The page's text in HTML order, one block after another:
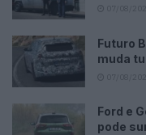
Futuro
muda
Ford e
pode